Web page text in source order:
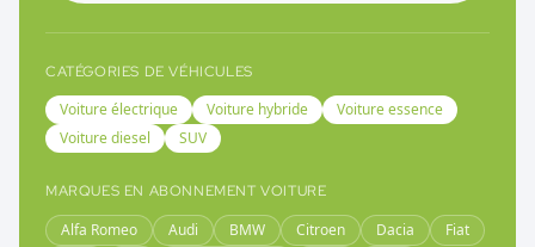
CATÉGORIES DE VÉHICULES
Voiture électrique Voiture hybride
Voiture essence
Voiture diesel
SUV
MARQUES EN ABONNEMENT VOITURE
Alfa Romeo Audi BMW Citroen Dacia
Fiat